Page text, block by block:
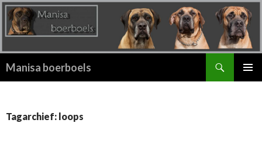
Manisa boerboels
Tagarchief: loops